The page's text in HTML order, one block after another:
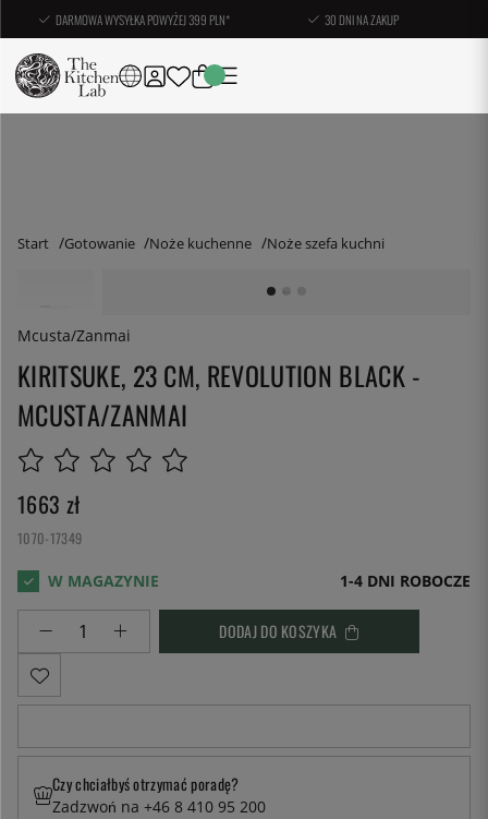
DARMOWA WYSYŁKA POWYŻEJ 399 PLN* 30 DNI NA ZAKUP
Start Gotowanie Noże kuchenne Noże szefa kuchni
Mcusta/Zanmai
KIRITSUKE, 23 CM, REVOLUTION BLACK -
MCUSTA/ZANMAI
1663 zł
1070-17349
1-4 DNI ROBOCZE
DODAJ DO KOSZYKA
Czy chciałbyś otrzymać poradę?
Zadzwoń na +46 8 410 95 200